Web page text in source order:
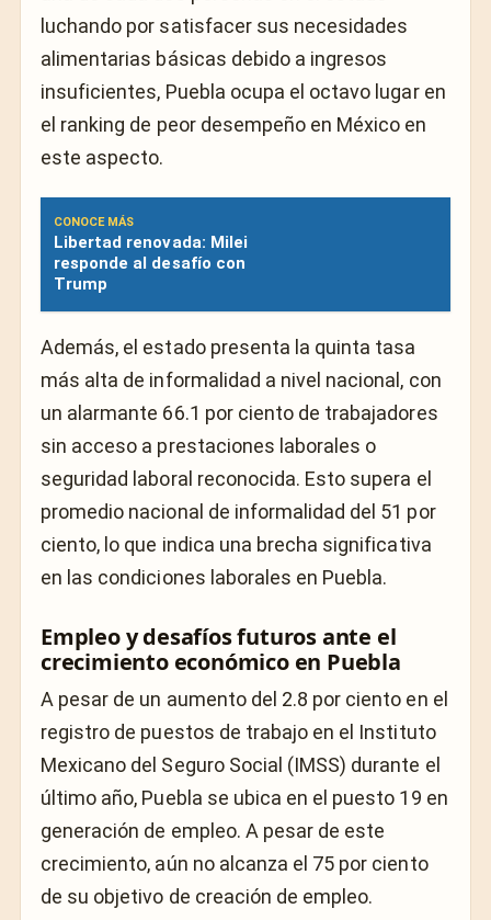
luchando por satisfacer sus necesidades
alimentarias básicas debido a ingresos
insuficientes, Puebla ocupa el octavo lugar en
el ranking de peor desempeño en México en
este aspecto.
CONOCE MÁS
Libertad renovada: Milei
responde al desafío con
Trump
Además, el estado presenta la quinta tasa
más alta de informalidad a nivel nacional, con
un alarmante 66.1 por ciento de trabajadores
sin acceso a prestaciones laborales o
seguridad laboral reconocida. Esto supera el
promedio nacional de informalidad del 51 por
ciento, lo que indica una brecha significativa
en las condiciones laborales en Puebla.
Empleo y desafíos futuros ante el
crecimiento económico en Puebla
A pesar de un aumento del 2.8 por ciento en el
registro de puestos de trabajo en el Instituto
Mexicano del Seguro Social (IMSS) durante el
último año, Puebla se ubica en el puesto 19 en
generación de empleo. A pesar de este
crecimiento, aún no alcanza el 75 por ciento
de su objetivo de creación de empleo.